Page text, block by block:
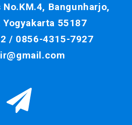
Bangunharjo,
Yogyakarta 55187
/ 0856-4315-7927